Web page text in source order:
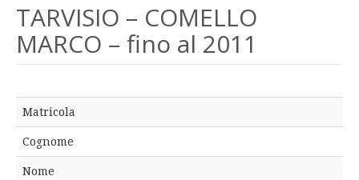
TARVISIO – COMELLO
MARCO – fino al 2011
Matricola
Cognome
Nome